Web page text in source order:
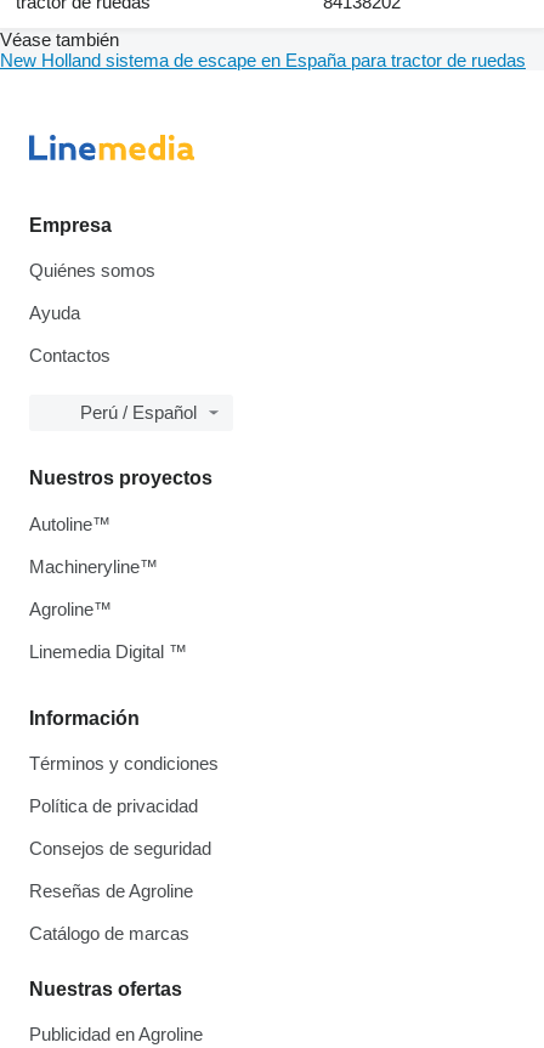
Véase también
New Holland sistema de escape en España para tractor de ruedas
Empresa
Quiénes somos
Ayuda
Contactos
Perú / Español
Información
Términos y condiciones
Política de privacidad
Consejos de seguridad
Reseñas de Agroline
Catálogo de marcas
Nuestras ofertas
Publicidad en Agroline
Nuestros proyectos
Autoline™
Machineryline™
Agroline™
Linemedia Digital ™